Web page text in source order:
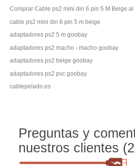
Comprar Cable ps2 mini din 6 pin 5 M Beige al
cable ps2 mini din 6 pin 5 m beige
adaptadores ps2 5 m goobay
adaptadores ps2 macho - macho goobay
adaptadores ps2 beige goobay
adaptadores ps2 pvc goobay
cablepelado.es
Preguntas y
nuestros clientes